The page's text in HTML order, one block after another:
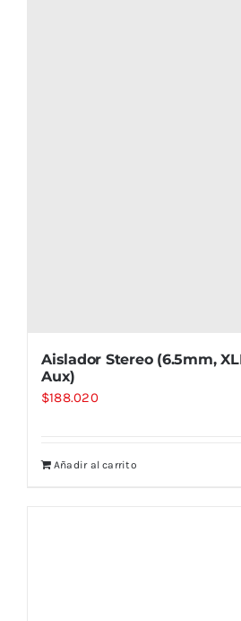
Aislador Stereo (6.5mm,
Aux)
$188.020
Añadir al carrito